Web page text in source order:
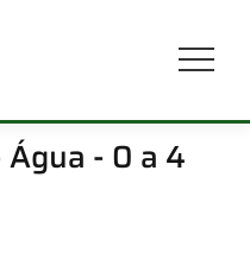
- 0 a 4